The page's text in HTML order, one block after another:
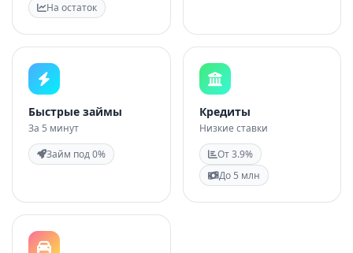
На остаток
Быстрые займы
За 5 минут
Займ под 0%
Кредиты
Низкие ставки
От 3.9%
До 5 млн